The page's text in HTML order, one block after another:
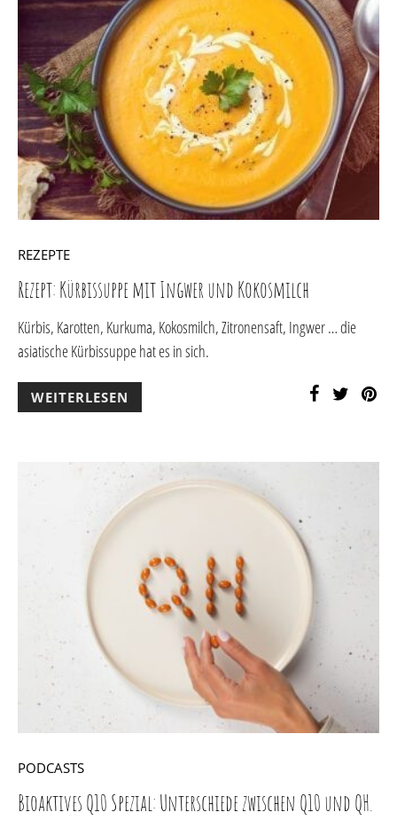
REZEPTE
Rezept: Kürbissuppe mit Ingwer und Kokosmilch
Kürbis, Karotten, Kurkuma, Kokosmilch, Zitronensaft, Ingwer … die
asiatische Kürbissuppe hat es in sich.
WEITERLESEN
PODCASTS
Bioaktives Q10 Spezial: Unterschiede zwischen Q10 und QH.